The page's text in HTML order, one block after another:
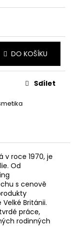
DO KOŠÍKU
Sdílet
v roce 1970, je
Od
s cenově
Británii.
práce,
rodinných